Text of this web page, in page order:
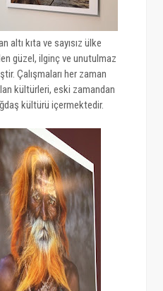
altı kıta ve sayısız ülke
güzel, ilginç ve unutulmaz
Çalışmaları her zaman
kültürleri, eski zamandan
kültürü içermektedir.